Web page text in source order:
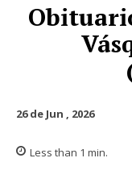
26 de Jun , 2026
Less than 1 min.